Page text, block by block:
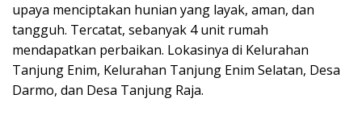
upaya menciptakan hunian yang layak, aman, dan
tangguh. Tercatat, sebanyak 4 unit rumah
mendapatkan perbaikan. Lokasinya di Kelurahan
Tanjung Enim, Kelurahan Tanjung Enim Selatan, Desa
Darmo, dan Desa Tanjung Raja.